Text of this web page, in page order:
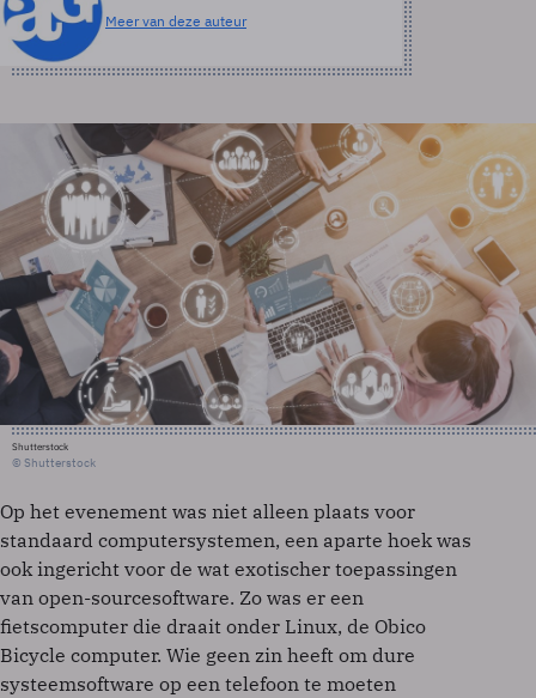
Meer van deze auteur
Shutterstock
© Shutterstock
Op het evenement was niet alleen plaats voor
standaard computersystemen, een aparte hoek was
ook ingericht voor de wat exotischer toepassingen
van open-sourcesoftware. Zo was er een
fietscomputer die draait onder Linux, de Obico
Bicycle computer. Wie geen zin heeft om dure
systeemsoftware op een telefoon te moeten